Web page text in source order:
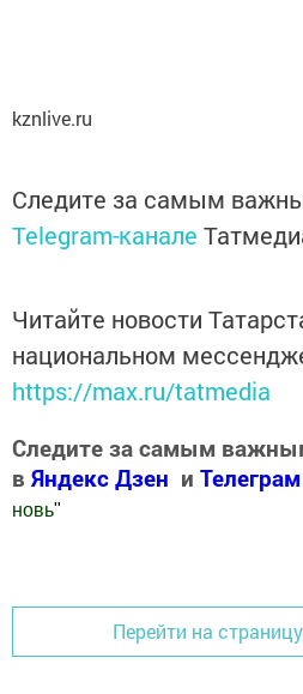
kznlive.ru
Следите за самым
Telegram-канале
Читайте новости
национальном
https://max.ru/tatmedia
Следите за самым
в Яндекс Дзен и
новь"
Перейти на